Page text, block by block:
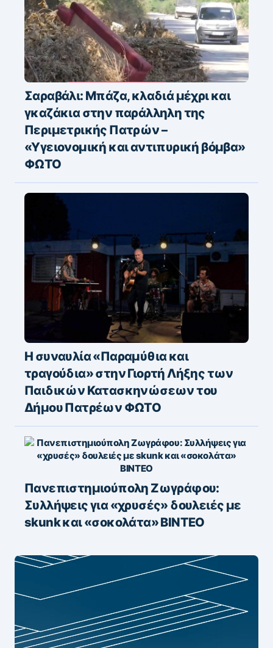
Σαραβάλι: Μπάζα, κλαδιά μέχρι και
γκαζάκια στην παράλληλη της
Περιμετρικής Πατρών –
«Υγειονομική και αντιπυρική βόμβα»
ΦΩΤΟ
Η συναυλία «Παραμύθια και
τραγούδια» στην Γιορτή Λήξης των
Παιδικών Κατασκηνώσεων του
Δήμου Πατρέων ΦΩΤΟ
Πανεπιστημιούπολη Ζωγράφου:
Συλλήψεις για «χρυσές» δουλειές με
skunk και «σοκολάτα» ΒΙΝΤΕΟ